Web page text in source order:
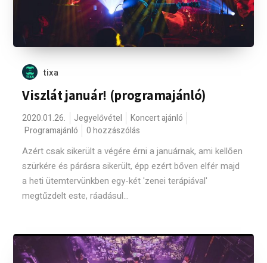
tixa
Viszlát január! (programajánló)
2020.01.26. Jegyelővétel
Koncert ajánló
Programajánló
0 hozzászólás
Azért csak sikerült a végére érni a januárnak, ami kellően
szürkére és párásra sikerült, épp ezért bőven elfér majd
a heti ütemtervünkben egy-két 'zenei terápiával'
megtűzdelt este, ráadásul...